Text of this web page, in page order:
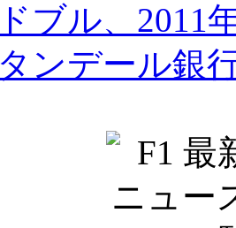
ブル、2011
ンデール銀